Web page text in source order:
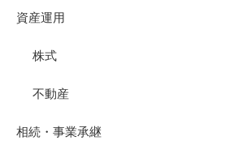
資産運用
株式
不動産
相続・事業承継